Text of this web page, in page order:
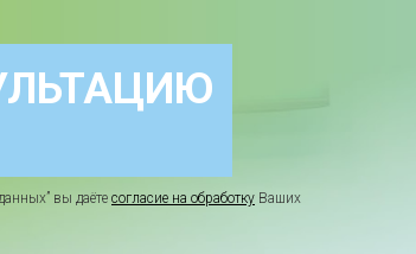
вы даёте согласие на обработку Ваших